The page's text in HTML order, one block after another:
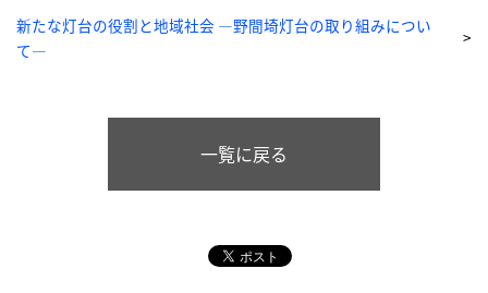
新たな灯台の役割と地域社会 ―野間埼灯台の取り組みについ
て―
一覧に戻る